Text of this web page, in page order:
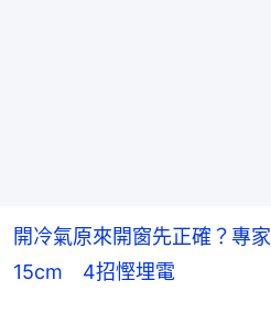
開冷氣原來開窗先正確？專
15cm 4招慳埋電